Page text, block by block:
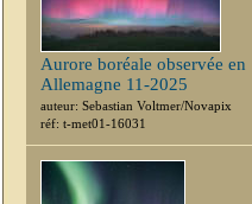
Aurore boréale observée en
Allemagne 11-2025
auteur: Sebastian Voltmer/Novapix
réf: t-met01-16031